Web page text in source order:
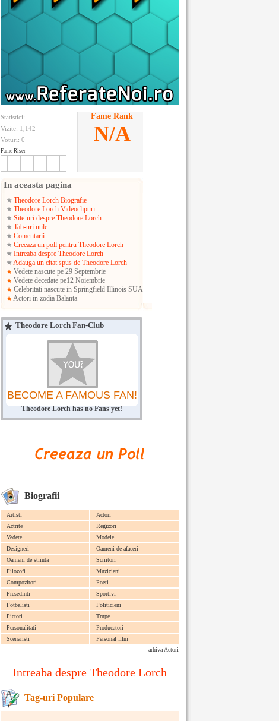
Statistici:
Vizite: 1,142
Voturi: 0
Fame Riser
Fame Rank
N/A
In aceasta pagina
Theodore Lorch Biografie
Theodore Lorch Videoclipuri
Site-uri despre Theodore Lorch
Tab-uri utile
Comentarii
Creeaza un poll pentru Theodore Lorch
Intreaba despre Theodore Lorch
Adauga un citat spus de Theodore Lorch
Vedete nascute pe 29 Septembrie
Vedete decedate pe12 Noiembrie
Celebritati nascute in Springfield Illinois SUA
Actori in zodia Balanta
Theodore Lorch Fan-Club
BECOME A FAMOUS FAN!
Theodore Lorch has no Fans yet!
Biografii
Artisti
Actori
Actrite
Regizori
Vedete
Modele
Designeri
Oameni de afaceri
Oameni de stiinta
Scriitori
Filozofi
Muzicieni
Compozitori
Poeti
Presedinti
Sportivi
Fotbalisti
Politicieni
Pictori
Trupe
Personalitati
Producatori
Scenaristi
Personal film
arhiva Actori
Intreaba despre Theodore Lorch
Tag-uri Populare